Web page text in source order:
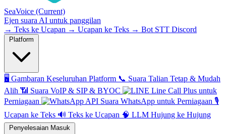
SeaVoice (Current)
Ejen suara AI untuk panggilan
→ Teks ke Ucapan → Ucapan ke Teks → Bot STT Discord
🖥️ Gambaran Keseluruhan Platform 📞 Suara Talian Tetap & Mudah
Alih 📶 Suara VoIP & SIP & BYOC
Line Call Plus untuk
Perniagaan
API Suara WhatsApp untuk Perniagaan 🎙️
Ucapan ke Teks 🔊 Teks ke Ucapan 🧠 LLM Hujung ke Hujung